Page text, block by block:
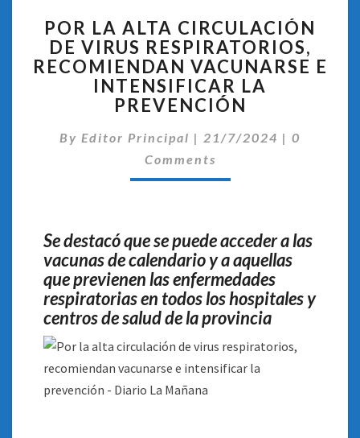
LA
ALTA
CIRCULACIÓN
DE
VIRUS
RESPIRATORIOS,
RECOMIENDAN
VACUNARSE
POR LA ALTA CIRCULACIÓN
DE VIRUS RESPIRATORIOS,
RECOMIENDAN VACUNARSE E
INTENSIFICAR LA
PREVENCIÓN
By Editor Principal | 21/7/2024 | 0
Comments
Se destacó que se puede acceder a las
vacunas de calendario y a aquellas
que previenen las enfermedades
respiratorias en todos los hospitales y
centros de salud de la provincia